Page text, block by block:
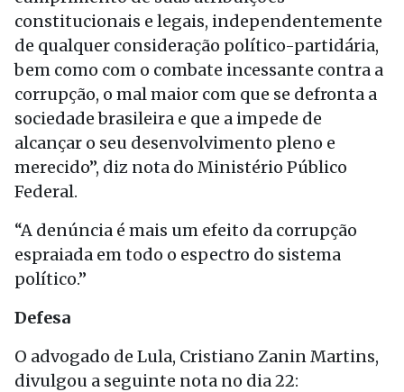
constitucionais e legais, independentemente
de qualquer consideração político-partidária,
bem como com o combate incessante contra a
corrupção, o mal maior com que se defronta a
sociedade brasileira e que a impede de
alcançar o seu desenvolvimento pleno e
merecido”, diz nota do Ministério Público
Federal.
“A denúncia é mais um efeito da corrupção
espraiada em todo o espectro do sistema
político.”
Defesa
O advogado de Lula, Cristiano Zanin Martins,
divulgou a seguinte nota no dia 22: